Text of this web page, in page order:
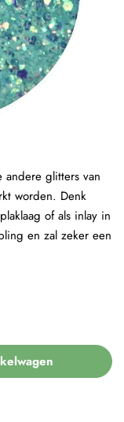
andere glitters van
worden. Denk
of als inlay in
en zal zeker een